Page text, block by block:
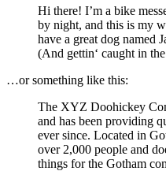
Hi there! I’m a bike
by night, and this is my
have a great dog named
(And gettin‘ caught in
…or something like this:
The XYZ Doohickey
and has been providing
ever since. Located in
over 2,000 people and
things for the Gotham